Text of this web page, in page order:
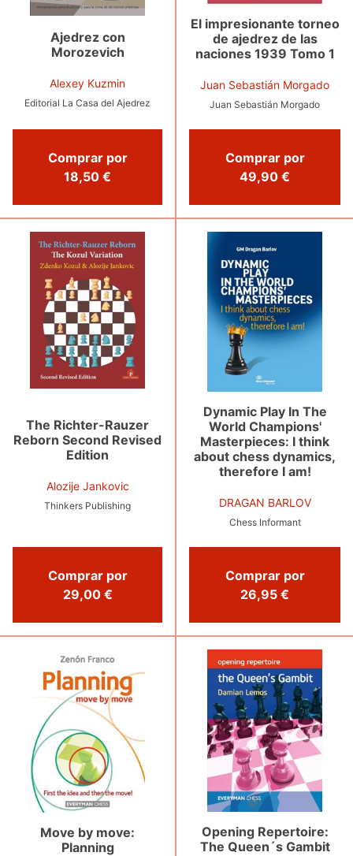
Ajedrez con
Morozevich
Alexey Kuzmin
Editorial La Casa del Ajedrez
Comprar por
18,50 €
El impresionante torneo
de ajedrez de las
naciones 1939 Tomo 1
Juan Sebastián Morgado
Juan Sebastián Morgado
Comprar por
49,90 €
The Richter-Rauzer
Reborn Second Revised
Edition
Alozije Jankovic
Thinkers Publishing
Comprar por
29,00 €
Dynamic Play In The
World Champions'
Masterpieces: I think
about chess dynamics,
therefore I am!
DRAGAN BARLOV
Chess Informant
Comprar por
26,95 €
Move by move:
Planning
Opening Repertoire:
The Queen´s Gambit